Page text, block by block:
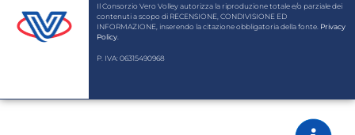
Il Consorzio Vero Volley autorizza la riproduzione totale e/o parziale dei
contenuti a scopo di RECENSIONE, CONDIVISIONE ED
INFORMAZIONE, inserendo la citazione obbligatoria della fonte. Privacy
Policy
P. IVA: 06315490968